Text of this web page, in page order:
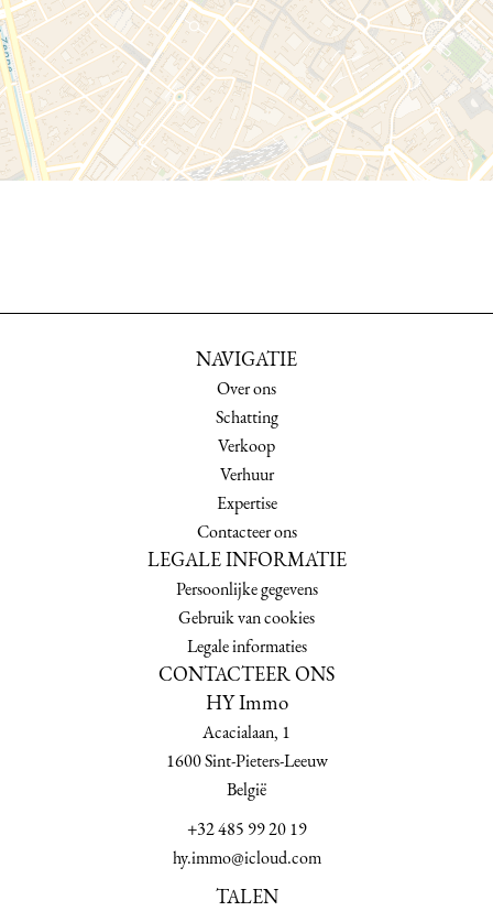
NAVIGATIE
Over ons
Schatting
Verkoop
Verhuur
Expertise
Contacteer ons
LEGALE INFORMATIE
Persoonlijke gegevens
Gebruik van cookies
Legale informaties
CONTACTEER ONS
HY Immo
Acacialaan, 1
1600Sint-Pieters-Leeuw
België
+32 485 99 20 19
hy.immo@icloud.com
TALEN